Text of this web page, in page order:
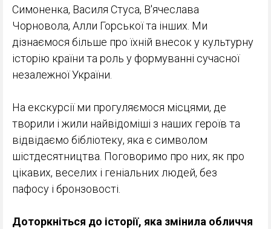
Симоненка, Василя Стуса, В'ячеслава
Чорновола, Алли Горської та інших. Ми
дізнаємося більше про їхній внесок у культурну
історію країни та роль у формуванні сучасної
незалежної України.
На екскурсії ми прогуляємося місцями, де
творили і жили найвідоміші з наших героїв та
відвідаємо бібліотеку, яка є символом
шістдесятництва. Поговоримо про них, як про
цікавих, веселих і геніальних людей, без
пафосу і бронзовості.
Доторкніться до історії, яка змінила обличчя